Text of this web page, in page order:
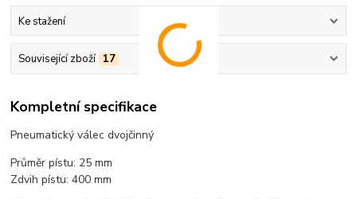
Ke stažení
Související zboží 17
Kompletní specifikace
Pneumatický válec dvojčinný
Průměr pístu: 25 mm
Zdvih pístu: 400 mm